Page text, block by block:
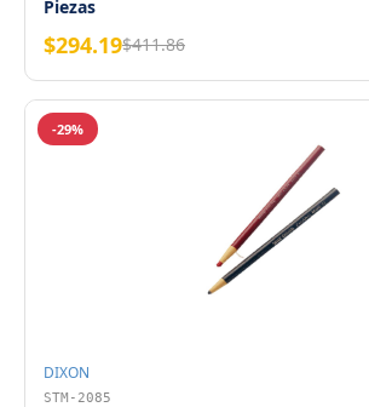
Piezas
$294.19$411.86
-29%
DIXON
STM-2085